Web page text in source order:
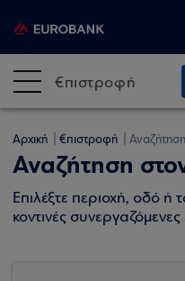
€πιστροφή
Αρχική €πιστροφή
Αναζήτηση
Επιλέξτε περιοχή, οδό ή
κοντινές συνεργαζόμενες